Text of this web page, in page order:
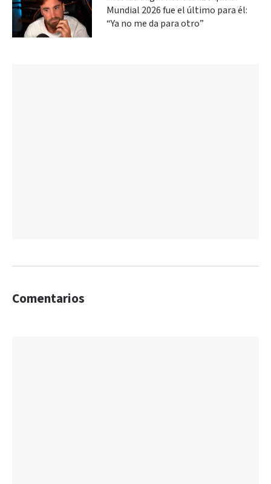
Mundial 2026 fue el último para él:
“Ya no me da para otro”
Comentarios